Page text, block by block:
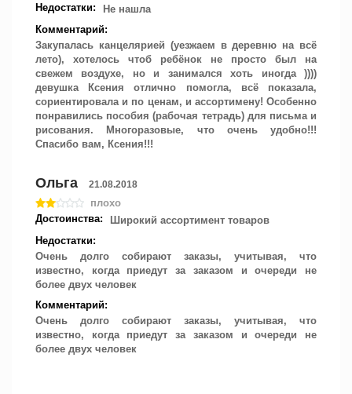
Недостатки:
Не нашла
Комментарий:
Закупалась канцелярией (уезжаем в деревню на всё
лето), хотелось чтоб ребёнок не просто был на
свежем воздухе, но и занимался хоть иногда ))))
девушка Ксения отлично помогла, всё показала,
сориентировала и по ценам, и ассортимену! Особенно
понравились пособия (рабочая тетрадь) для письма и
рисования. Многоразовые, что очень удобно!!!
Спасибо вам, Ксения!!!
Ольга 21.08.2018
плохо
Достоинства:
Широкий ассортимент товаров
Недостатки:
Очень долго собирают заказы, учитывая, что
известно, когда приедут за заказом и очереди не
более двух человек
Комментарий:
Очень долго собирают заказы, учитывая, что
известно, когда приедут за заказом и очереди не
более двух человек